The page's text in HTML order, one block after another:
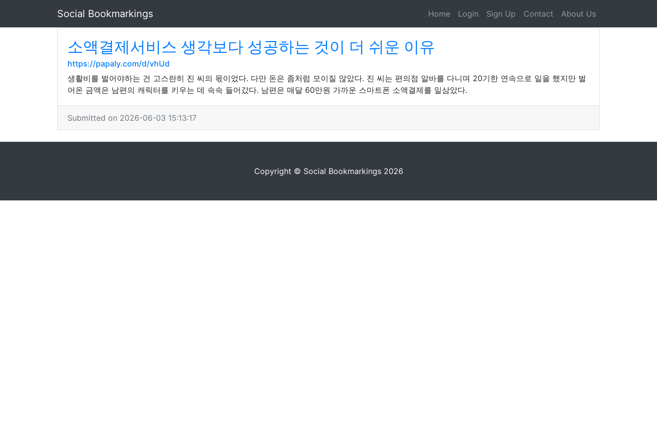
Social Bookmarkings Home Login Sign Up Contact About Us
소액결제서비스 생각보다 성공하는 것이 더 쉬운 이유
https://papaly.com/d/vhUd
생활비를 벌어야하는 건 고스란히 진 씨의 몫이었다. 다만 돈은 좀처럼 모이질 않았다. 진 씨는 편의점 알바를 다니며 20기한 연속으로 일을 했지만 벌
어온 금액은 남편의 캐릭터를 키우는 데 속속 들어갔다. 남편은 매달 60만원 가까운 스마트폰 소액결제를 일삼았다.
Submitted on 2026-06-03 15:13:17
Copyright © Social Bookmarkings 2026